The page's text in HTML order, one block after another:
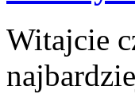
Witajcie